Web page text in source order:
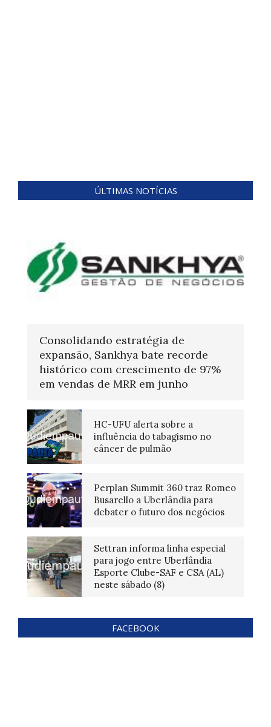
ÚLTIMAS NOTÍCIAS
Consolidando estratégia de
expansão, Sankhya bate recorde
histórico com crescimento de 97%
em vendas de MRR em junho
HC-UFU alerta sobre a
influência do tabagismo no
câncer de pulmão
Perplan Summit 360 traz Romeo
Busarello a Uberlândia para
debater o futuro dos negócios
Settran informa linha especial
para jogo entre Uberlândia
Esporte Clube-SAF e CSA (AL)
neste sábado (8)
FACEBOOK